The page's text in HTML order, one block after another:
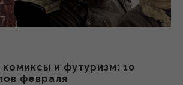
и футуризм: 10
февраля